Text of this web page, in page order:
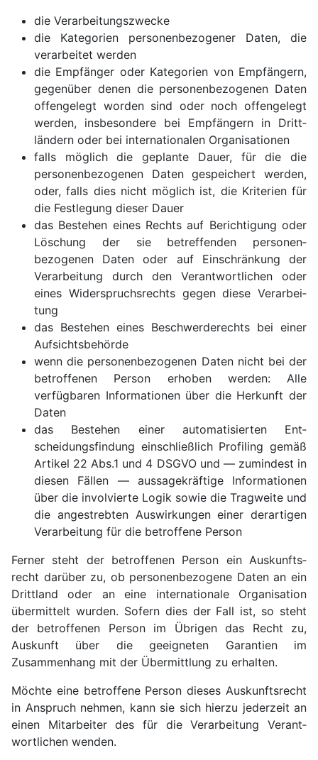
die Verarbei­tungszwecke
die Kategorien personen­bezogener Daten, die
verar­beitet werden
die Empfänger oder Kategorien von Empfängern,
gegenüber denen die personen­bezogenen Daten
offen­gelegt worden sind oder noch offen­gelegt
werden, insbe­sondere bei Empfängern in Dritt­
ländern oder bei interna­tionalen Organi­sationen
falls möglich die geplante Dauer, für die die
personen­bezogenen Daten gespeichert werden,
oder, falls dies nicht möglich ist, die Kriterien für
die Fest­legung dieser Dauer
das Bestehen eines Rechts auf Berich­tigung oder
Löschung der sie betreffenden personen­
bezogenen Daten oder auf Einschränkung der
Verarbei­tung durch den Verant­wortlichen oder
eines Wider­spruchs­rechts gegen diese Verarbei­
tung
das Bestehen eines Beschwerde­rechts bei einer
Aufsichts­behörde
wenn die personen­bezogenen Daten nicht bei der
betroffenen Person erhoben werden: Alle
verfügbaren In­for­ma­tio­nen über die Her­kunft der
Daten
das Bestehen einer automa­ti­sierten Ent­
scheidungs­findung ein­schließ­lich Profiling gemäß
Artikel 22 Abs.1 und 4 DSGVO und — zumindest in
diesen Fällen — aussage­kräftige In­for­ma­tio­nen
über die invol­vierte Logik sowie die Trag­weite und
die ange­strebten Auswir­kungen einer derar­tigen
Verarbei­tung für die betroffene Person
Ferner steht der betroffenen Person ein Auskunfts­
recht darüber zu, ob personen­bezogene Daten an ein
Dritt­land oder an eine intern­ationale Organi­sation
über­mittelt wurden. Sofern dies der Fall ist, so steht
der betroffenen Person im Übrigen das Recht zu,
Auskunft über die geeigneten Garantien im
Zusammen­hang mit der Über­mittlung zu erhalten.
Möchte eine betroffene Person dieses Auskunfts­recht
in Anspruch nehmen, kann sie sich hierzu jeder­zeit an
einen Mitar­beiter des für die Verarbei­tung Verant­
wortlichen wenden.